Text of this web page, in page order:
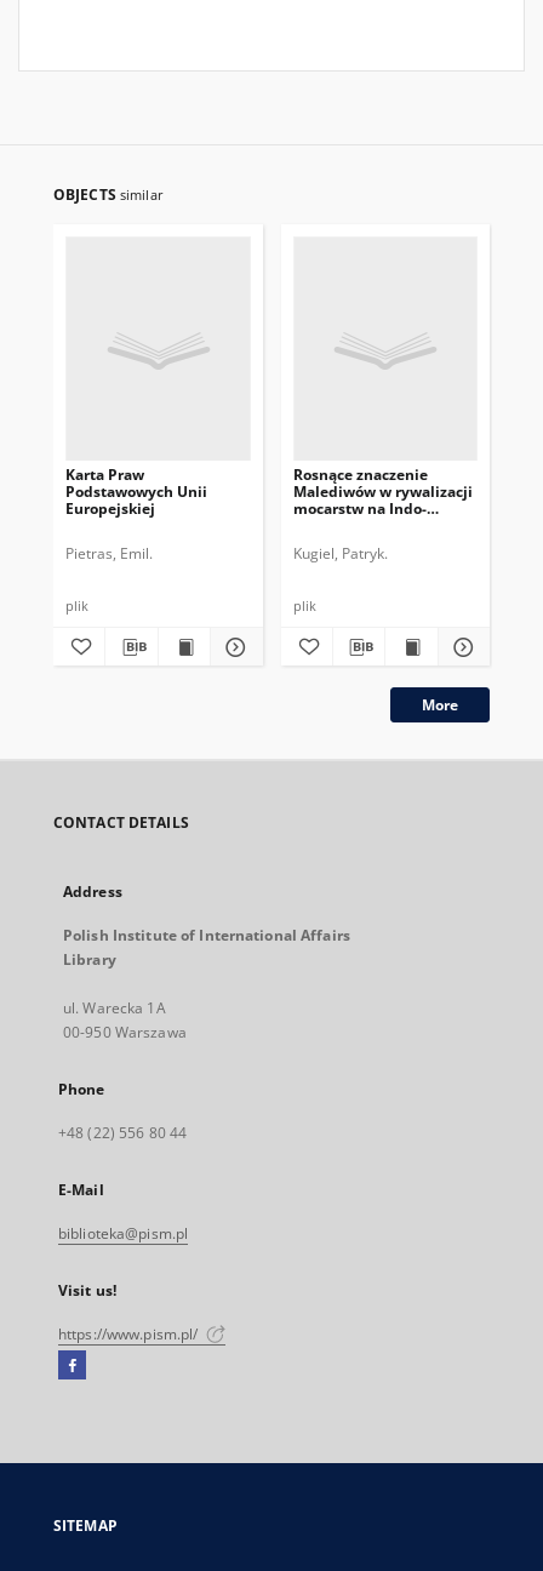
OBJECTS similar
Karta Praw
Podstawowych Unii
Europejskiej
Pietras, Emil.
plik
Rosnące znaczenie
Malediwów w rywalizacji
mocarstw na Indo-
Kugiel, Patryk.
plik
More
CONTACT DETAILS
Address
Polish Institute of International Affairs
Library
ul. Warecka 1A
00-950 Warszawa
Phone
+48 (22) 556 80 44
E-Mail
biblioteka@pism.pl
Visit us!
https://www.pism.pl/
Facebook
open
new
SITEMAP